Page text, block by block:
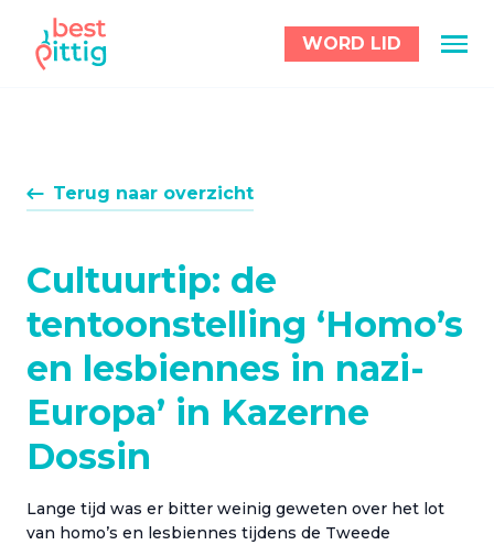
WORD LID
Terug naar overzicht
Cultuurtip: de
tentoonstelling ‘Homo’s
en lesbiennes in nazi-
Europa’ in Kazerne
Dossin
Lange tijd was er bitter weinig geweten over het lot
van homo’s en lesbiennes tijdens de Tweede